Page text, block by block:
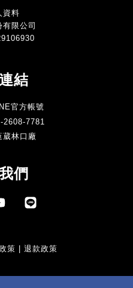
資料
限公司
結
官方帳號
2608-7781
葳林口廠
們
YouTube
策 退款政策